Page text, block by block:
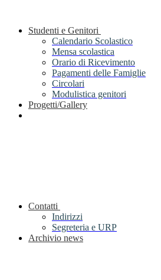
Studenti e Genitori
Calendario Scolastico
Mensa scolastica
Orario di Ricevimento
Pagamenti delle Famiglie
Circolari
Modulistica genitori
Progetti/Gallery
Contatti
Indirizzi
Segreteria e URP
Archivio news